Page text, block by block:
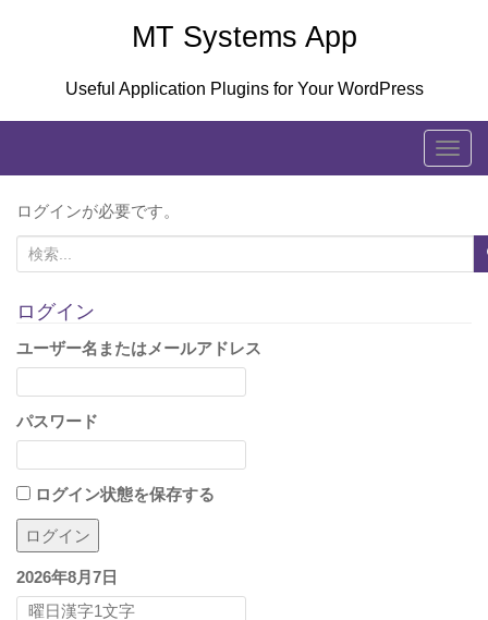
MT Systems App
Useful Application Plugins for Your WordPress
T
o
g
ログインが必要です。
検
索
:ログイン
ユーザー名またはメールアドレス
パスワード
ログイン状態を保存する
2026年8月7日